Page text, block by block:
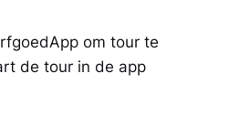
om tour te
de tour in de app